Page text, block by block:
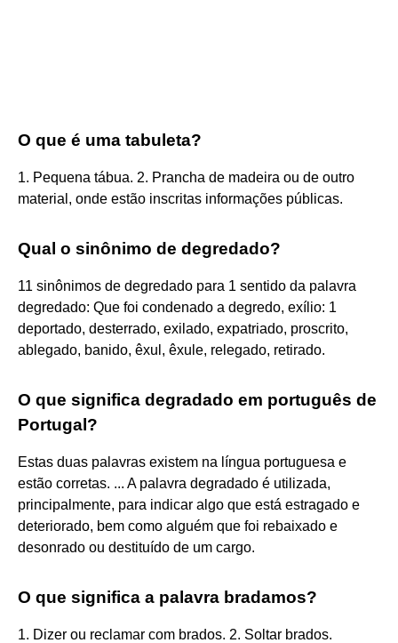
O que é uma tabuleta?
1. Pequena tábua. 2. Prancha de madeira ou de outro
material, onde estão inscritas informações públicas.
Qual o sinônimo de degredado?
11 sinônimos de degredado para 1 sentido da palavra
degredado: Que foi condenado a degredo, exílio: 1
deportado, desterrado, exilado, expatriado, proscrito,
ablegado, banido, êxul, êxule, relegado, retirado.
O que significa degradado em português de
Portugal?
Estas duas palavras existem na língua portuguesa e
estão corretas. ... A palavra degradado é utilizada,
principalmente, para indicar algo que está estragado e
deteriorado, bem como alguém que foi rebaixado e
desonrado ou destituído de um cargo.
O que significa a palavra bradamos?
1. Dizer ou reclamar com brados. 2. Soltar brados.